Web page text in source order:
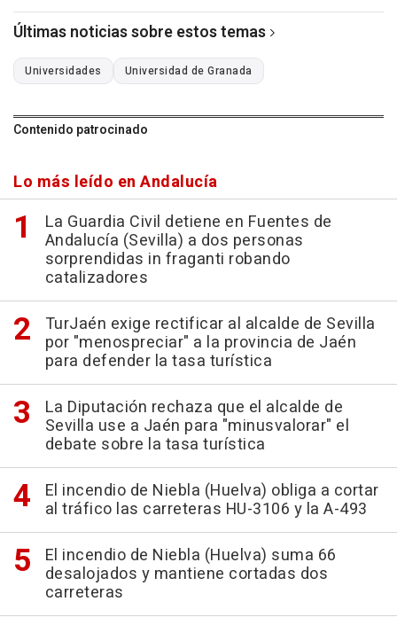
Últimas noticias sobre estos temas
Universidades Universidad de Granada
Contenido patrocinado
Lo más leído en Andalucía
La Guardia Civil detiene en Fuentes de
Andalucía (Sevilla) a dos personas
sorprendidas in fraganti robando
catalizadores
TurJaén exige rectificar al alcalde de Sevilla
por "menospreciar" a la provincia de Jaén
para defender la tasa turística
La Diputación rechaza que el alcalde de
Sevilla use a Jaén para "minusvalorar" el
debate sobre la tasa turística
El incendio de Niebla (Huelva) obliga a cortar
al tráfico las carreteras HU-3106 y la A-493
El incendio de Niebla (Huelva) suma 66
desalojados y mantiene cortadas dos
carreteras